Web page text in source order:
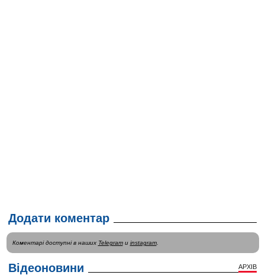
Додати коментар
Коментарі доступні в наших Telegramи instagram.
Відеоновини АРХІВ